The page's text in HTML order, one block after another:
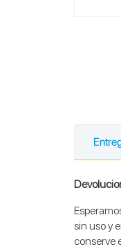
sin uso y
conserve